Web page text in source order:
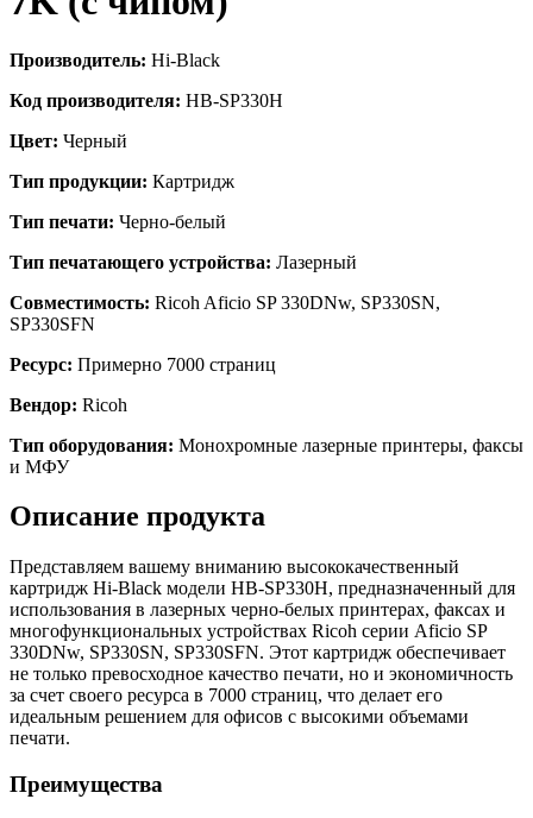
Производитель: Hi-Black
Код производителя: HB-SP330H
Цвет: Черный
Тип продукции: Картридж
Тип печати: Черно-белый
Тип печатающего устройства: Лазерный
Совместимость: Ricoh Aficio SP 330DNw, SP330SN,
SP330SFN
Ресурс: Примерно 7000 страниц
Вендор: Ricoh
Тип оборудования: Монохромные лазерные принтеры, факсы
и МФУ
Описание продукта
Представляем вашему вниманию высококачественный
картридж Hi-Black модели HB-SP330H, предназначенный для
использования в лазерных черно-белых принтерах, факсах и
многофункциональных устройствах Ricoh серии Aficio SP
330DNw, SP330SN, SP330SFN. Этот картридж обеспечивает
не только превосходное качество печати, но и экономичность
за счет своего ресурса в 7000 страниц, что делает его
идеальным решением для офисов с высокими объемами
печати.
Преимущества